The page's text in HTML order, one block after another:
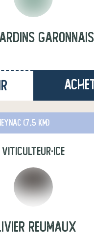
Garonnais
(7,5 km)
viticulteur·ice
reumaux